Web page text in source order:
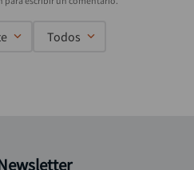
Todos